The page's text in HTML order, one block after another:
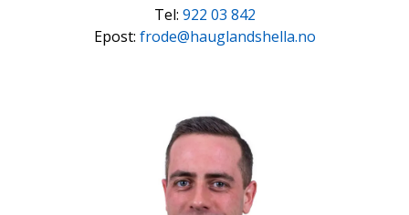
Tel: 922 03 842
Epost: frode@hauglandshella.no